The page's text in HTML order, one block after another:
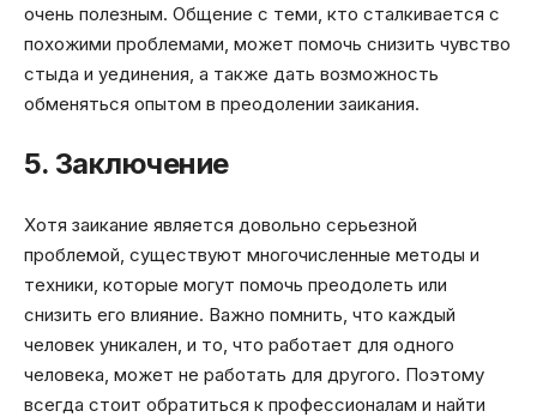
очень полезным. Общение с теми, кто сталкивается с
похожими проблемами, может помочь снизить чувство
стыда и уединения, а также дать возможность
обменяться опытом в преодолении заикания.
5. Заключение
Хотя заикание является довольно серьезной
проблемой, существуют многочисленные методы и
техники, которые могут помочь преодолеть или
снизить его влияние. Важно помнить, что каждый
человек уникален, и то, что работает для одного
человека, может не работать для другого. Поэтому
всегда стоит обратиться к профессионалам и найти